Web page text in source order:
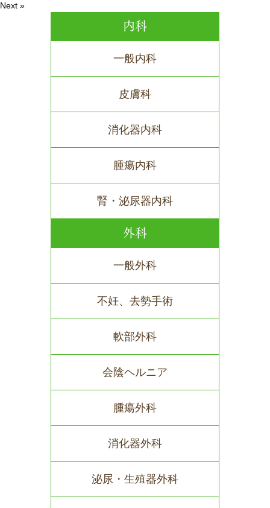
Next »
内科
一般内科
皮膚科
消化器内科
腫瘍内科
腎・泌尿器内科
外科
一般外科
不妊、去勢手術
軟部外科
会陰ヘルニア
腫瘍外科
消化器外科
泌尿・生殖器外科